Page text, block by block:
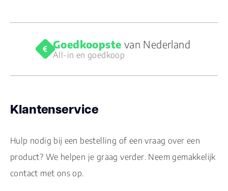
Goedkoopste van Nederland
All-in en goedkoop
Klantenservice
Hulp nodig bij een bestelling of een vraag over een
product? We helpen je graag verder. Neem gemakkelijk
contact met ons op.